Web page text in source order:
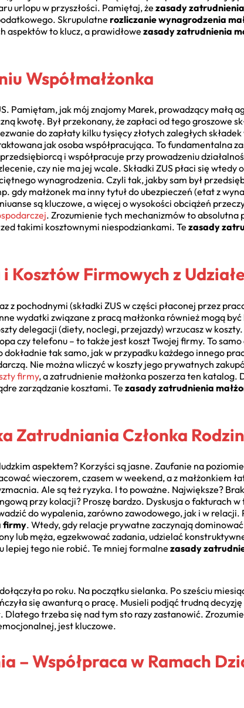
urlopu w przyszłości. Pamiętaj, że zasady
Skrupulatne rozliczanie wynagrodzenia
aspektów to klucz, a prawidłowezasady zatrudnienia
Współmałżonka
Pamiętam, jak mój znajomy Marek, prowadzący małą
kwotę. Był przekonany, że zapłaci od tego groszowe
do zapłaty kilku tysięcy złotych zaległych
jak osoba współpracująca. To fundamentalna
i współpracuje przy prowadzeniu
czy nie ma jej wcale. Składki ZUS płaci się wtedy
wynagrodzenia. Czyli tak, jakby sam był
gdy małżonek ma inny tytuł do ubezpieczeń (etat z
są kluczowe, a więcej o wysokości obciążeń
. Zrozumienie tych mechanizmów to absolutna
takimi kosztownymi niespodziankami. Tezasady
Kosztów Firmowych z
z pochodnymi (składki ZUS w części płaconej przez
wydatki związane z pracą małżonka również mogą
delegacji (diety, noclegi, przejazdy) wrzucasz w
czy telefonu – to także jest koszt Twojej firmy. To samo
tak samo, jak w przypadku każdego innego
Nie można wliczyć w koszty jego prywatnych
firmy, a zatrudnienie małżonka poszerza ten katalog.
zarządzanie kosztami. Tezasady zatrudnienia
Zatrudniania Członka
aspektem? Korzyści są jasne. Zaufanie na
wieczorem, czasem w weekend, a z małżonkiem
Ale są też ryzyka. I to poważne. Największe?
przy kolacji? Proszę bardzo. Dyskusja o fakturach
do wypalenia, zarówno zawodowego, jak i w
firmy. Wtedy, gdy relacje prywatne zaczynają
lub męża, egzekwować zadania, udzielać
lepiej tego nie robić. Te mniej formalne zasady
po roku. Na początku sielanka. Po sześciu
się awanturą o pracę. Musieli podjąć trudną
Dlatego trzeba się nad tym sto razy zastanowić.
jest kluczowe.
Współpraca w Ramach